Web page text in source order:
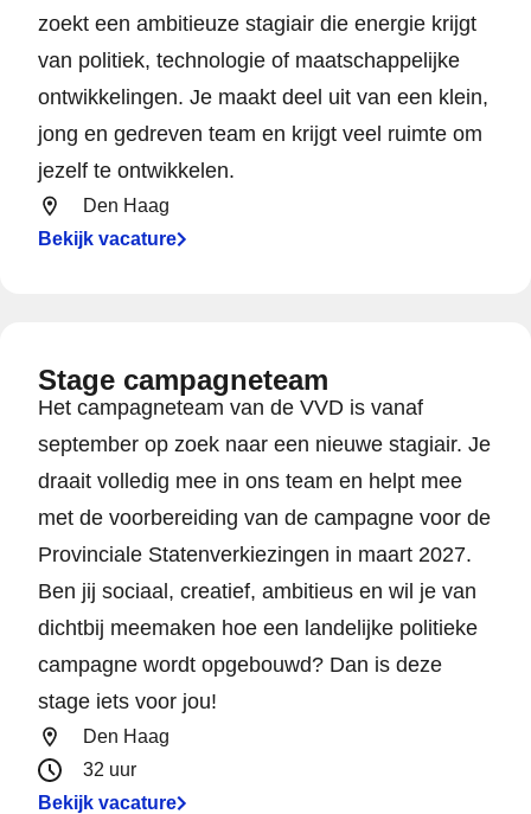
zoekt een ambitieuze stagiair die energie krijgt
van politiek, technologie of maatschappelijke
ontwikkelingen. Je maakt deel uit van een klein,
jong en gedreven team en krijgt veel ruimte om
jezelf te ontwikkelen.
Den Haag
Bekijk vacature
Stage campagneteam
Het campagneteam van de VVD is vanaf
september op zoek naar een nieuwe stagiair. Je
draait volledig mee in ons team en helpt mee
met de voorbereiding van de campagne voor de
Provinciale Statenverkiezingen in maart 2027.
Ben jij sociaal, creatief, ambitieus en wil je van
dichtbij meemaken hoe een landelijke politieke
campagne wordt opgebouwd? Dan is deze
stage iets voor jou!
Den Haag
32 uur
Bekijk vacature